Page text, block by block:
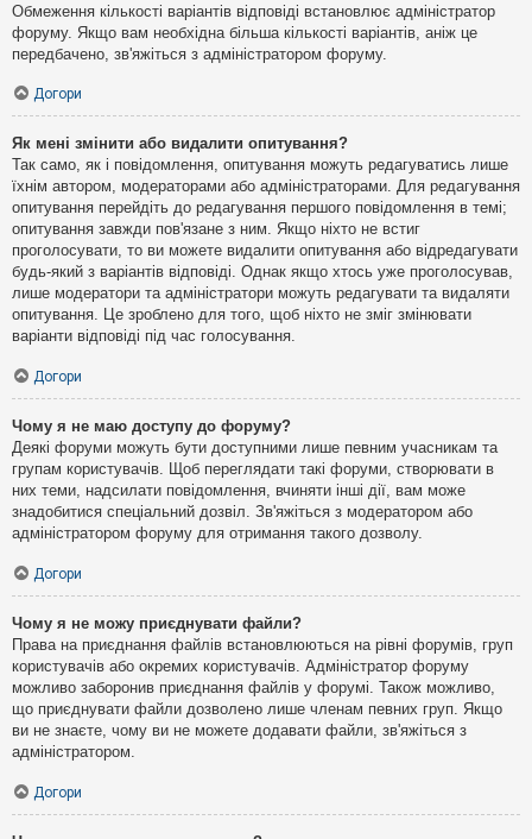
Обмеження кількості варіантів відповіді встановлює адміністратор
форуму. Якщо вам необхідна більша кількості варіантів, аніж це
передбачено, зв'яжіться з адміністратором форуму.
Догори
Як мені змінити або видалити опитування?
Так само, як і повідомлення, опитування можуть редагуватись лише
їхнім автором, модераторами або адміністраторами. Для редагування
опитування перейдіть до редагування першого повідомлення в темі;
опитування завжди пов'язане з ним. Якщо ніхто не встиг
проголосувати, то ви можете видалити опитування або відредагувати
будь-який з варіантів відповіді. Однак якщо хтось уже проголосував,
лише модератори та адміністратори можуть редагувати та видаляти
опитування. Це зроблено для того, щоб ніхто не зміг змінювати
варіанти відповіді під час голосування.
Догори
Чому я не маю доступу до форуму?
Деякі форуми можуть бути доступними лише певним учасникам та
групам користувачів. Щоб переглядати такі форуми, створювати в
них теми, надсилати повідомлення, вчиняти інші дії, вам може
знадобитися спеціальний дозвіл. Зв'яжіться з модератором або
адміністратором форуму для отримання такого дозволу.
Догори
Чому я не можу приєднувати файли?
Права на приєднання файлів встановлюються на рівні форумів, груп
користувачів або окремих користувачів. Адміністратор форуму
можливо заборонив приєднання файлів у форумі. Також можливо,
що приєднувати файли дозволено лише членам певних груп. Якщо
ви не знаєте, чому ви не можете додавати файли, зв'яжіться з
адміністратором.
Догори